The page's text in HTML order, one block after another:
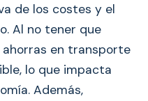
de los costes y el
Al no tener que
en transporte
lo que impacta
Además,